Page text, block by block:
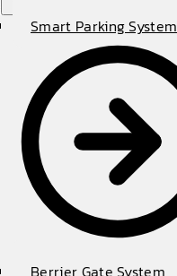
Smart Parking System
Berrier Gate System